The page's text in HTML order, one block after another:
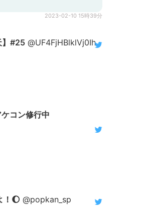
2023-02-10 15時39分
】#25 @UF4FjHBlklVj0Ih
コン修行中
！🌔 @popkan_sp